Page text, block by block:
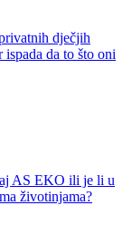
dječjih
da to što oni
AS EKO ili je li u
životinjama?